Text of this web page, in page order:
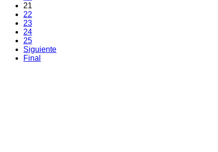
21
22
23
24
25
Siguiente
Final